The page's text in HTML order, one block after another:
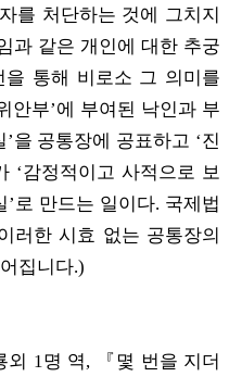
를 처단하는 것에 그치지
과 같은 개인에 대한 추궁
을 통해 비로소 그 의미를
안부’에 부여된 낙인과 부
을 공통장에 공표하고 ‘진
‘감정적이고 사적으로 보
’로 만드는 일이다. 국제법
러한 시효 없는 공통장의
집니다.)
외 1명 역, 『몇 번을 지더